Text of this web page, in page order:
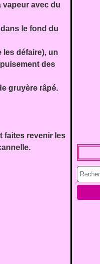
vapeur avec du
le fond du
les défaire), un
des
gruyère râpé.
faites revenir les